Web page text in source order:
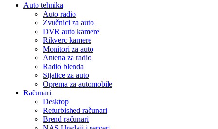
Auto tehnika
Auto radio
Zvučnici za auto
DVR auto kamere
Rikverc kamere
Monitori za auto
Antena za radio
Radio blenda
Sijalice za auto
Oprema za automobile
Računari
Desktop
Refurbished računari
Brend računari